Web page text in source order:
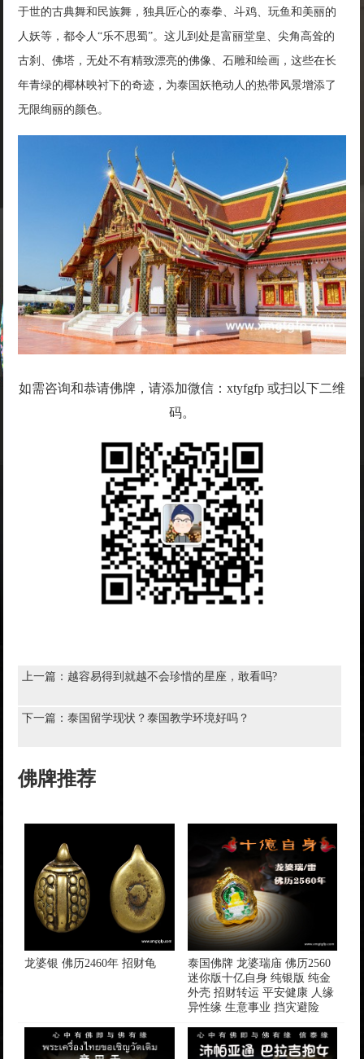
于世的古典舞和民族舞，独具匠心的泰拳、斗鸡、玩鱼和美丽的
人妖等，都令人“乐不思蜀”。这儿到处是富丽堂皇、尖角高耸的
古刹、佛塔，无处不有精致漂亮的佛像、石雕和绘画，这些在长
年青绿的椰林映衬下的奇迹，为泰国妖艳动人的热带风景增添了
无限绚丽的颜色。
如需咨询和恭请佛牌，请添加微信：xtyfgfp 或扫以下二维
码。
上一篇： 越容易得到就越不会珍惜的星座，敢看吗?
下一篇：泰国留学现状？泰国教学环境好吗？
佛牌推荐
​龙婆银 佛历2460年 招财龟
泰国佛牌 龙婆瑞庙 佛历2560
迷你版十亿自身 纯银版 纯金
外壳 招财转运 平安健康 人缘
异性缘 生意事业 挡灾避险